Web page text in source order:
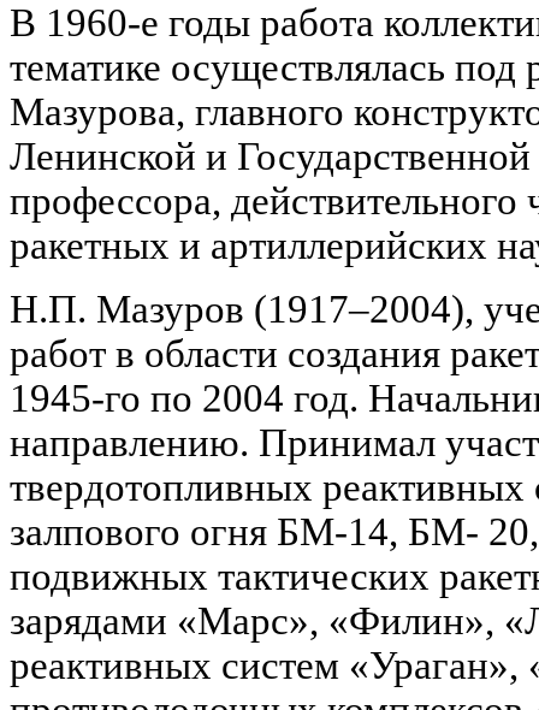
В 1960-е годы работа
тематике осуществлялась
Мазурова, главного
Ленинской и
профессора,
ракетных и артиллерийских
Н.П. Мазуров (1917–2004),
работ в области создания
1945-го по 2004 год.
направлению. Принимал
твердотопливных
залпового огня БМ-14, БМ-
подвижных тактических
зарядами «Марс», «Филин»,
реактивных систем